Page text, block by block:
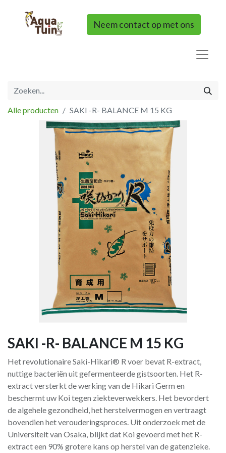
Neem contact op met ons
Alle producten SAKI -R- BALANCE M 15 KG
SAKI -R- BALANCE M 15 KG
Het revolutionaire Saki-Hikari® R voer bevat R-extract,
nuttige bacteriën uit gefermenteerde gistsoorten. Het R-
extract versterkt de werking van de Hikari Germ en
beschermt uw Koi tegen ziekteverwekkers. Het bevordert
de algehele gezondheid, het herstelvermogen en vertraagt
bovendien het verouderingsproces. Uit onderzoek met de
Universiteit van Osaka, blijkt dat Koi gevoerd met het R-
extract een 90% grotere kans op herstel van de gatenzieke.